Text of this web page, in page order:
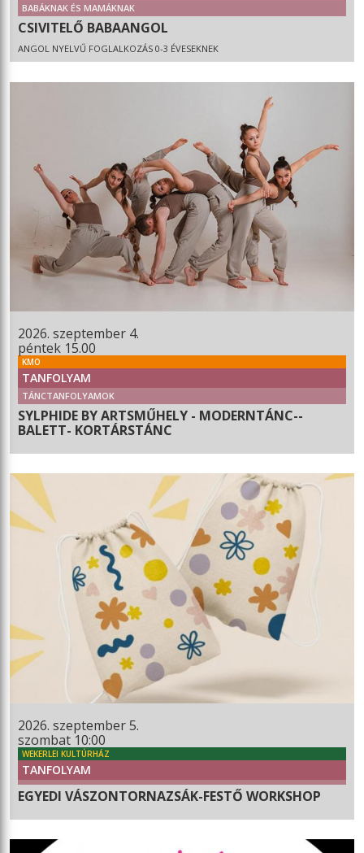
BABÁKNAK ÉS MAMÁKNAK
CSIVITELŐ BABAANGOL
ANGOL NYELVŰ FOGLALKOZÁS 0-3 ÉVESEKNEK
2026. szeptember 4.
péntek 15.00
KMO
TANFOLYAM
TÁNCTANFOLYAMOK
SYLPHIDE BY ARTSMŰHELY - MODERNTÁNC--
BALETT- KORTÁRSTÁNC
2026. szeptember 5.
szombat 10:00
WEKERLEI KULTÚRHÁZ
TANFOLYAM
EGYEDI VÁSZONTORNAZSÁK-FESTŐ WORKSHOP